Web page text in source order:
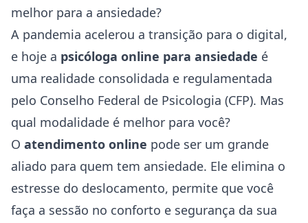
melhor para a ansiedade?
A pandemia acelerou a transição para o digital,
e hoje a psicóloga online para ansiedade é
uma realidade consolidada e regulamentada
pelo Conselho Federal de Psicologia (CFP). Mas
qual modalidade é melhor para você?
O atendimento online pode ser um grande
aliado para quem tem ansiedade. Ele elimina o
estresse do deslocamento, permite que você
faça a sessão no conforto e segurança da sua